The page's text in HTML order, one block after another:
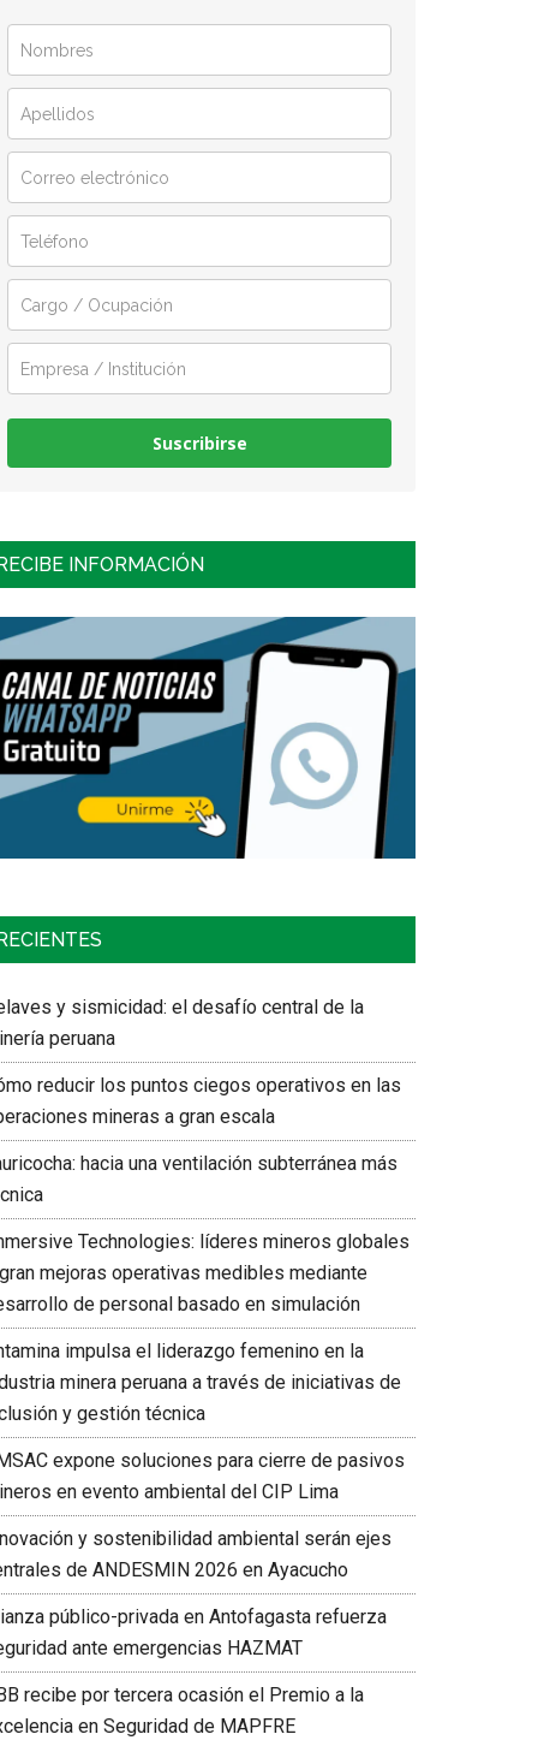
Suscribirse
INFORMACIÓN
RECIENTES
y sismicidad: el desafío central de la
peruana
reducir los puntos ciegos operativos en las
mineras a gran escala
hacia una ventilación subterránea más
Technologies: líderes mineros globales
mejoras operativas medibles mediante
de personal basado en simulación
impulsa el liderazgo femenino en la
minera peruana a través de iniciativas de
y gestión técnica
expone soluciones para cierre de pasivos
en evento ambiental del CIP Lima
y sostenibilidad ambiental serán ejes
de ANDESMIN 2026 en Ayacucho
público-privada en Antofagasta refuerza
ante emergencias HAZMAT
recibe por tercera ocasión el Premio a la
en Seguridad de MAPFRE